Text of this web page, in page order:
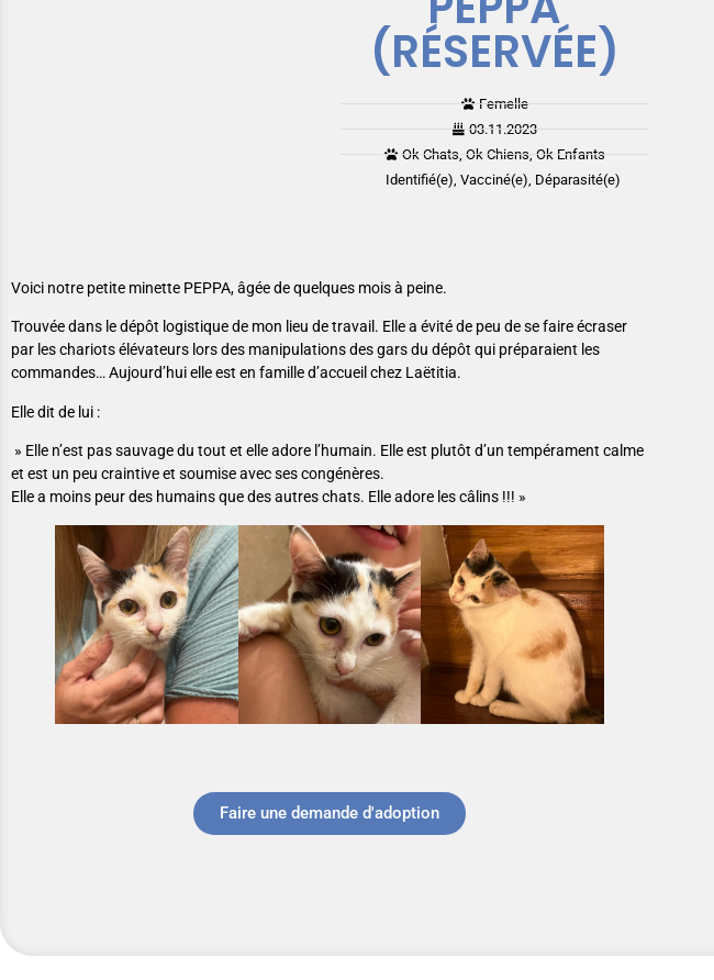
(RÉSERVÉE)
Femelle
03.11.2023
Ok Chats, Ok Chiens, Ok Enfants
Identifié(e), Vacciné(e), Déparasité(e)
Voici notre petite minette PEPPA, âgée de quelques mois à peine.
Trouvée dans le dépôt logistique de mon lieu de travail. Elle a évité de peu de se faire écraser
par les chariots élévateurs lors des manipulations des gars du dépôt qui préparaient les
commandes… Aujourd’hui elle est en famille d’accueil chez Laëtitia.
Elle dit de lui :
» Elle n’est pas sauvage du tout et elle adore l’humain. Elle est plutôt d’un tempérament calme
et est un peu craintive et soumise avec ses congénères.
Elle a moins peur des humains que des autres chats. Elle adore les câlins !!! »
Faire une demande d'adoption